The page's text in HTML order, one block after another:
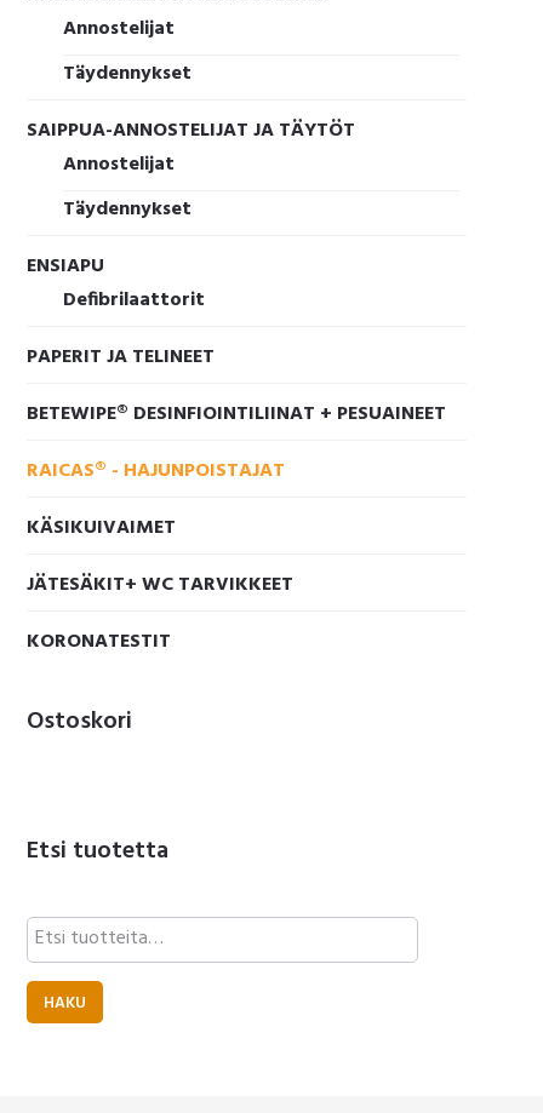
Annostelijat
Täydennykset
SAIPPUA-ANNOSTELIJAT JA TÄYTÖT
Annostelijat
Täydennykset
ENSIAPU
Defibrilaattorit
PAPERIT JA TELINEET
BETEWIPE® DESINFIOINTILIINAT + PESUAINEET
RAICAS® - HAJUNPOISTAJAT
KÄSIKUIVAIMET
JÄTESÄKIT+ WC TARVIKKEET
KORONATESTIT
Ostoskori
Etsi tuotetta
Etsi:
HAKU